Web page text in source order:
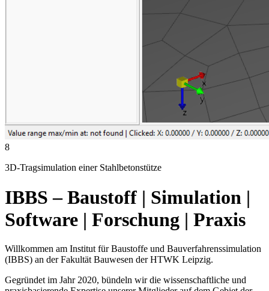
8
3D-Tragsimulation einer Stahlbetonstütze
IBBS – Baustoff | Simulation |
Software | Forschung | Praxis
Willkommen am Institut für Baustoffe und Bauverfahrenssimulation
(IBBS) an der Fakultät Bauwesen der HTWK Leipzig.
Gegründet im Jahr 2020, bündeln wir die wissenschaftliche und